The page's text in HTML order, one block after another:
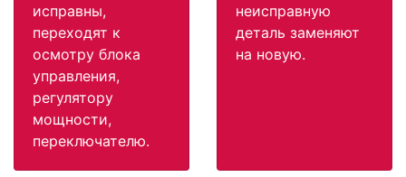
исправны,
переходят к
осмотру блока
управления,
регулятору
мощности,
переключателю.
неисправную
деталь заменяют
на новую.